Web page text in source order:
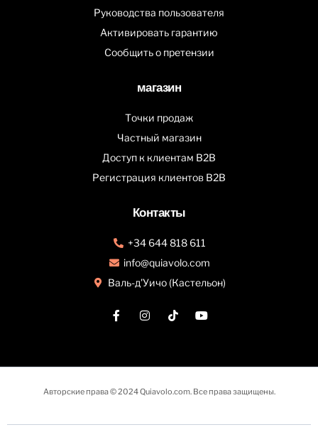
Руководства пользователя
Активировать гарантию
Сообщить о претензии
магазин
Точки продаж
Частный магазин
Доступ к клиентам B2B
Регистрация клиентов B2B
Контакты
+34 644 818 611
info@quiavolo.com
Валь-д'Уичо (Кастельон)
Авторские права © 2024 Quiavolo.com. Все права защищены.